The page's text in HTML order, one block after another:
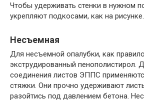
Чтобы удерживать стенки в нужном
укрепляют подкосами, как на рисунке.
Несъемная
Для несъемной опалубки, как
экструдированный пенополистирол.
соединения листов ЭППС
стяжки. Они прочно удерживают
разойтись под давлением бетона.